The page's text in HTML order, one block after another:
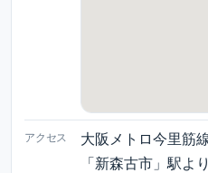
アクセス
大阪メトロ今里筋
「新森古市」駅よ